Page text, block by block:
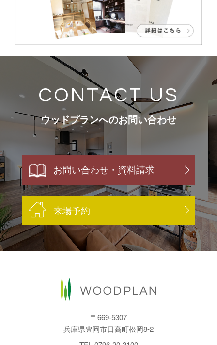
CONTACT US
ウッドプランへのお問い合わせ
お問い合わせ・資料請求
来場予約
〒669-5307
兵庫県豊岡市日高町松岡8-2